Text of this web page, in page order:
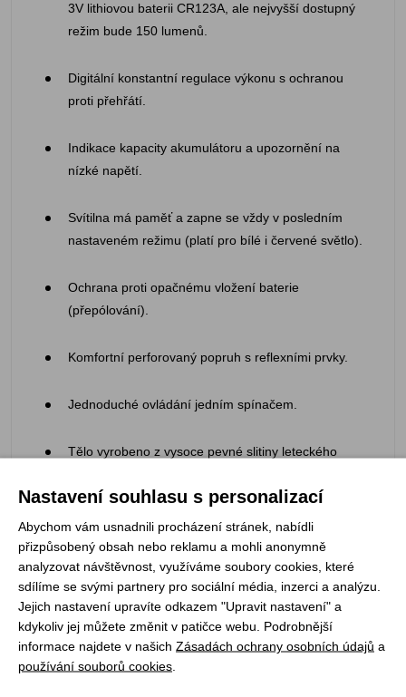
3V lithiovou baterii CR123A, ale nejvyšší dostupný
režim bude 150 lumenů.
Digitální konstantní regulace výkonu s ochranou
proti přehřátí.
Indikace kapacity akumulátoru a upozornění na
nízké napětí.
Svítilna má paměť a zapne se vždy v posledním
nastaveném režimu (platí pro bílé i červené světlo).
Ochrana proti opačnému vložení baterie
(přepólování).
Komfortní perforovaný popruh s reflexními prvky.
Jednoduché ovládání jedním spínačem.
Tělo vyrobeno z vysoce pevné slitiny leteckého
Odolný těžce poškrábatelný povrch – Type III hard
anodized.
Prachuvzdorná a vodotěsná dle standardu IP68
(testováno pod vodou v hloubce 2 metry po dobu 4
hodin).
Nastavení souhlasu s personalizací
Abychom vám usnadnili procházení stránek, nabídli
přizpůsobený obsah nebo reklamu a mohli anonymně
analyzovat návštěvnost, využíváme soubory cookies, které
sdílíme se svými partnery pro sociální média, inzerci a analýzu.
Jejich nastavení upravíte odkazem "Upravit nastavení" a
kdykoliv jej můžete změnit v patičce webu. Podrobnější
informace najdete v našich Zásadách ochrany osobních údajů a
používání souborů cookies